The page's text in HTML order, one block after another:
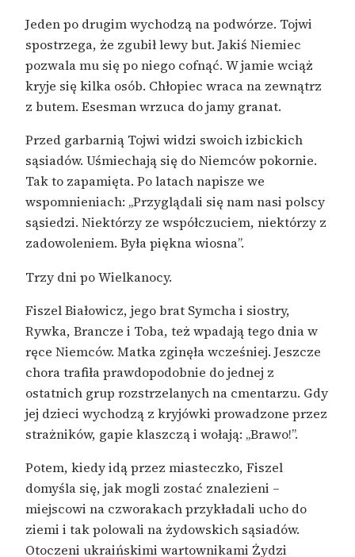
Jeden po drugim wychodzą na podwórze. Tojwi
spostrzega, że zgubił lewy but. Jakiś Niemiec
pozwala mu się po niego cofnąć. W jamie wciąż
kryje się kilka osób. Chłopiec wraca na zewnątrz
z butem. Esesman wrzuca do jamy granat.
Przed garbarnią Tojwi widzi swoich izbickich
sąsiadów. Uśmiechają się do Niemców pokornie.
Tak to zapamięta. Po latach napisze we
wspomnieniach: „Przyglądali się nam nasi polscy
sąsiedzi. Niektórzy ze współczuciem, niektórzy z
zadowoleniem. Była piękna wiosna”.
Trzy dni po Wielkanocy.
Fiszel Białowicz, jego brat Symcha i siostry,
Rywka, Brancze i Toba, też wpadają tego dnia w
ręce Niemców. Matka zginęła wcześniej. Jeszcze
chora trafiła prawdopodobnie do jednej z
ostatnich grup rozstrzelanych na cmentarzu. Gdy
jej dzieci wychodzą z kryjówki prowadzone przez
strażników, gapie klaszczą i wołają: „Brawo!”.
Potem, kiedy idą przez miasteczko, Fiszel
domyśla się, jak mogli zostać znalezieni –
miejscowi na czworakach przykładali ucho do
ziemi i tak polowali na żydowskich sąsiadów.
Otoczeni ukraińskimi wartownikami Żydzi